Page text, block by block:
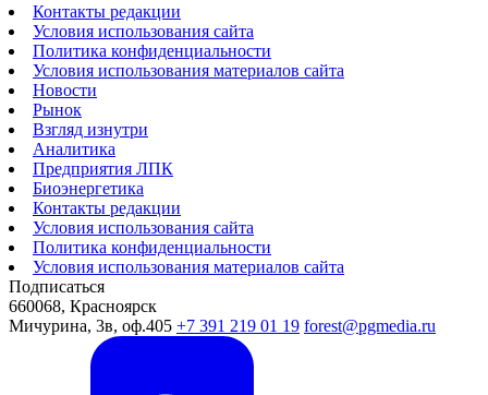
Контакты редакции
Условия использования сайта
Политика конфиденциальности
Условия использования материалов сайта
Новости
Рынок
Взгляд изнутри
Аналитика
Предприятия ЛПК
Биоэнергетика
Контакты редакции
Условия использования сайта
Политика конфиденциальности
Условия использования материалов сайта
Подписаться
660068, Красноярск
Мичурина, 3в, оф.405 +7 391 219 01 19 forest@pgmedia.ru